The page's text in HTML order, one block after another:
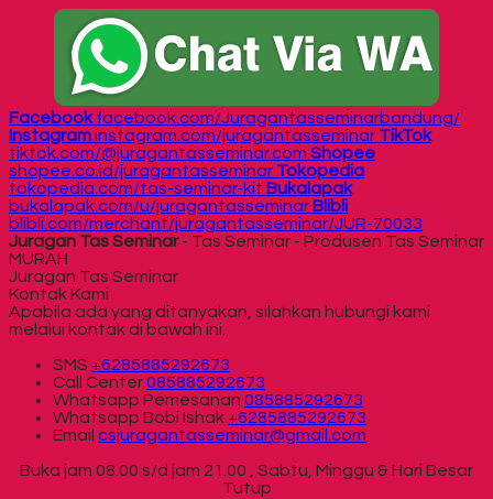
Facebook facebook.com/Juragantasseminarbandung/
Instagraminstagram.com/juragantasseminar TikTok
tiktok.com/@juragantasseminar.com Shopee
shopee.co.id/juragantasseminar Tokopedia
tokopedia.com/tas-seminar-kit Bukalapak
bukalapak.com/u/juragantasseminar Blibli
blibli.com/merchant/juragantasseminar/JUR-70033
Juragan Tas Seminar- Tas Seminar - Produsen Tas Seminar
MURAH
Juragan Tas Seminar
Kontak Kami
Apabila ada yang ditanyakan, silahkan hubungi kami
melalui kontak di bawah ini.
SMS +6285885292673
Call Center085885292673
Whatsapp Pemesanan 085885292673
Whatsapp Bobi Ishak +6285885292673
Email csjuragantasseminar@gmail.com
Buka jam 08.00 s/d jam 21.00 , Sabtu, Minggu & Hari Besar
Tutup